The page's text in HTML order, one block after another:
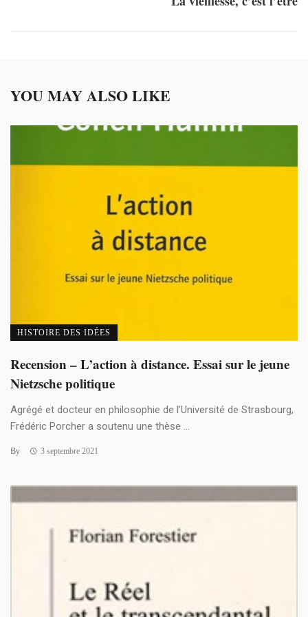
YOU MAY ALSO LIKE
HISTOIRE DES IDÉES
Recension – L’action à distance. Essai sur le jeune
Nietzsche politique
Agrégé et docteur en philosophie de l’Université de Strasbourg,
Frédéric Porcher a soutenu une thèse ...
By 3 septembre 2021